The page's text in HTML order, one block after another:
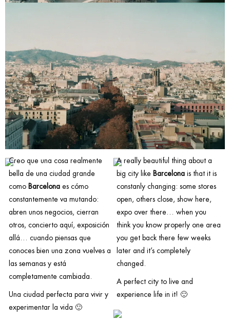
Creo que una cosa realmente
bella de una ciudad grande
como Barcelonaes cómo
constantemente va mutando:
abren unos negocios, cierran
otros, concierto aquí, exposición
allá… cuando piensas que
conoces bien una zona vuelves a
las semanas y está
completamente cambiada.
Una ciudad perfecta para vivir y
experimentar la vida 🙂
A really beautiful thing about a
big city like Barcelona is that it is
constanly changing: some stores
open, others close, show here,
expo over there… when you
think you know properly one area
you get back there few weeks
later and it’s completely
changed.
A perfect city to live and
experience life in it! 🙂